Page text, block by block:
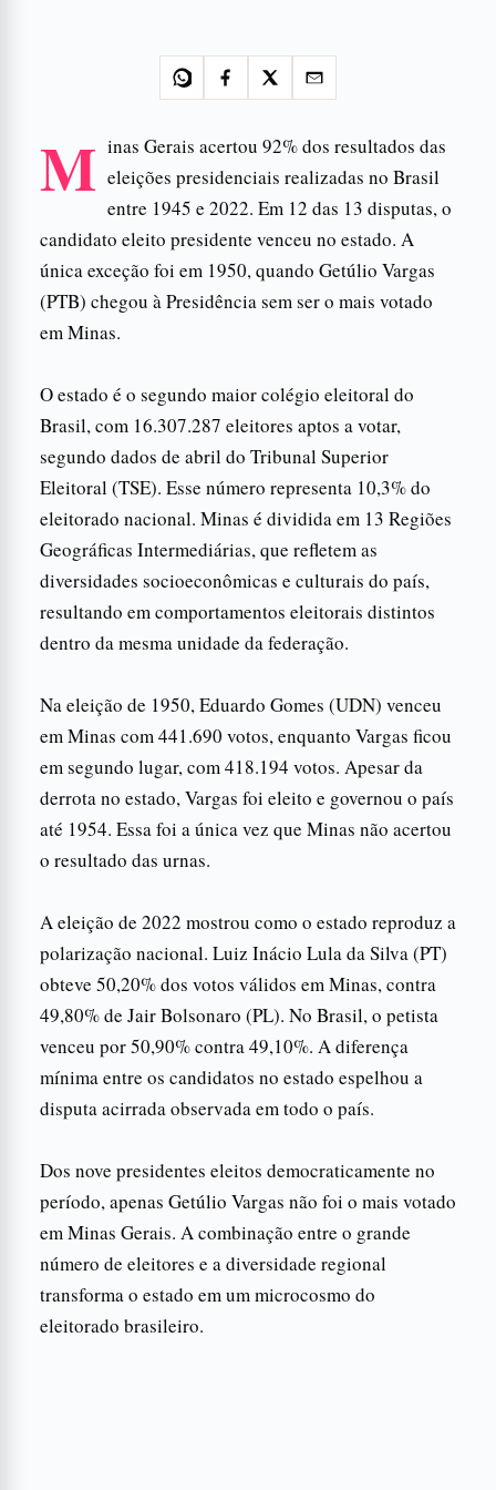
M inas Gerais acertou 92% dos resultados das
eleições presidenciais realizadas no Brasil
entre 1945 e 2022. Em 12 das 13 disputas, o
candidato eleito presidente venceu no estado. A
única exceção foi em 1950, quando Getúlio Vargas
(PTB) chegou à Presidência sem ser o mais votado
em Minas.
O estado é o segundo maior colégio eleitoral do
Brasil, com 16.307.287 eleitores aptos a votar,
segundo dados de abril do Tribunal Superior
Eleitoral (TSE). Esse número representa 10,3% do
eleitorado nacional. Minas é dividida em 13 Regiões
Geográficas Intermediárias, que refletem as
diversidades socioeconômicas e culturais do país,
resultando em comportamentos eleitorais distintos
dentro da mesma unidade da federação.
Na eleição de 1950, Eduardo Gomes (UDN) venceu
em Minas com 441.690 votos, enquanto Vargas ficou
em segundo lugar, com 418.194 votos. Apesar da
derrota no estado, Vargas foi eleito e governou o país
até 1954. Essa foi a única vez que Minas não acertou
o resultado das urnas.
A eleição de 2022 mostrou como o estado reproduz a
polarização nacional. Luiz Inácio Lula da Silva (PT)
obteve 50,20% dos votos válidos em Minas, contra
49,80% de Jair Bolsonaro (PL). No Brasil, o petista
venceu por 50,90% contra 49,10%. A diferença
mínima entre os candidatos no estado espelhou a
disputa acirrada observada em todo o país.
Dos nove presidentes eleitos democraticamente no
período, apenas Getúlio Vargas não foi o mais votado
em Minas Gerais. A combinação entre o grande
número de eleitores e a diversidade regional
transforma o estado em um microcosmo do
eleitorado brasileiro.